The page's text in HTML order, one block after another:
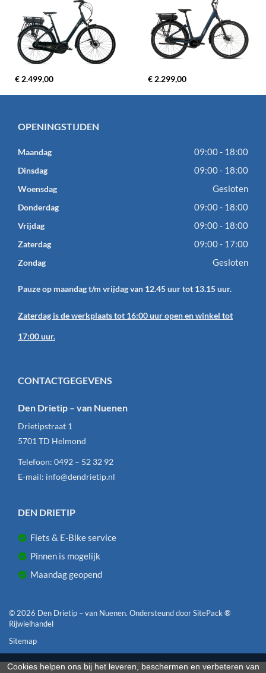
€ 2.499,00 € 2.299,00
OPENINGSTIJDEN
Maandag 09:00 - 18:00
Dinsdag 09:00 - 18:00
Woensdag Gesloten
Donderdag 09:00 - 18:00
Vrijdag 09:00 - 18:00
Zaterdag 09:00 - 17:00
Zondag Gesloten
Pauze op maandag t/m vrijdag van 12.45 uur tot 13.15 uur.
Zaterdag is de werkplaats tot 16:00 uur open en winkel tot
17:00 uur.
CONTACTGEGEVENS
Den Drietip – van Nuenen
Drietipstraat 1
5701 TD Helmond
Telefoon: 0492 – 52 32 92
E-mail: info@dendrietip.nl
DEN DRIETIP
Fiets & E-Bike service
Pinnen is mogelijk
Maandag geopend
© 2026 Den Drietip – van Nuenen. Ondersteund doorSitePack ®
Rijwielhandel
Sitemap
Cookies helpen ons bij het leveren, beschermen en verbeteren van